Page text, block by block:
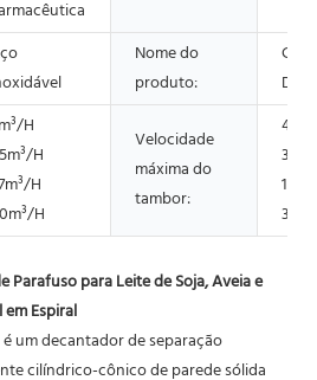
Nome do
produto:
H
H
H
H
Velocidade
máxima do
tambor:
para Leite de Soja, Aveia e
Espiral
um decantador de separação
cilíndrico-cônico de parede sólida